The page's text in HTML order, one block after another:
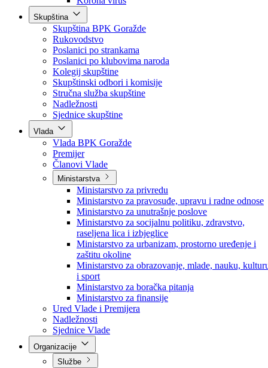
Izvještaj OC Uprave
Informacije o gripi H1N1
Korona virus
Skupština
Skupština BPK Goražde
Rukovodstvo
Poslanici po strankama
Poslanici po klubovima naroda
Kolegij skupštine
Skupštinski odbori i komisije
Stručna služba skupštine
Nadležnosti
Sjednice skupštine
Vlada
Vlada BPK Goražde
Premijer
Članovi Vlade
Ministarstva
Ministarstvo za privredu
Ministarstvo za pravosuđe, upravu i radne odnose
Ministarstvo za unutrašnje poslove
Ministarstvo za socijalnu politiku, zdravstvo,
raseljena lica i izbjeglice
Ministarstvo za urbanizam, prostorno uređenje i
zaštitu okoline
Ministarstvo za obrazovanje, mlade, nauku,
i sport
Ministarstvo za boračka pitanja
Ministarstvo za finansije
Ured Vlade i Premijera
Nadležnosti
Sjednice Vlade